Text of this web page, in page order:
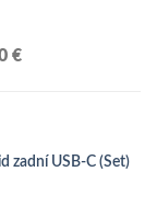
€
zadní USB-C (Set)